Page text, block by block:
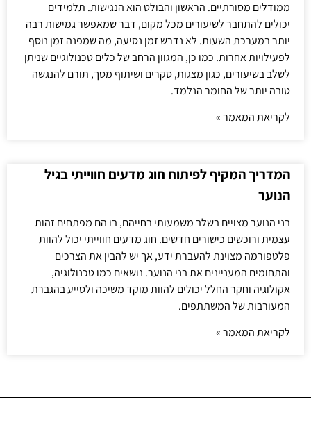
ממודלים מסורתיים. הראשון והבולט הוא הנגישות. תלמידים
יכולים להתחבר לשיעורים מכל מקום, דבר שמאפשר גמישות רבה
יותר במערכת השעות. לא נדרש זמן נסיעה, מה שמפנה זמן נוסף
לפעילויות אחרות. כמו כן, המגוון הרחב של כלים טכנולוגיים שניתן
לשלב בשיעורים, כגון מצגות, סקרים ושיתוף מסך, תורם להנגשה
טובה יותר של החומר הנלמד.
לקריאת המאמר »
המדריך המקיף לפיתוח חוג מדעים חווייתי בגיל
הנוער
בני הנוער מצויים בשלב משמעותי בחייהם, בו הם מפתחים זהות
עצמית ורוכשים כישורים חדשים. חוג מדעים חווייתי יכול להוות
פלטפורמה מצוינת להעברת ידע, אך יש להבין את הצרכים
והתחומים המעניינים את בני הנוער. נושאים כמו טכנולוגיה,
אקולוגיה וחקר החלל יכולים להוות מוקד משיכה ולסייע בהגברת
המעורבות של המשתתפים.
לקריאת המאמר »